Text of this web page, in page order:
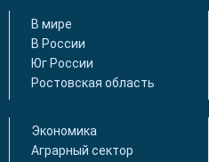
В мире
В России
Юг России
Ростовская область
Экономика
Аграрный сектор